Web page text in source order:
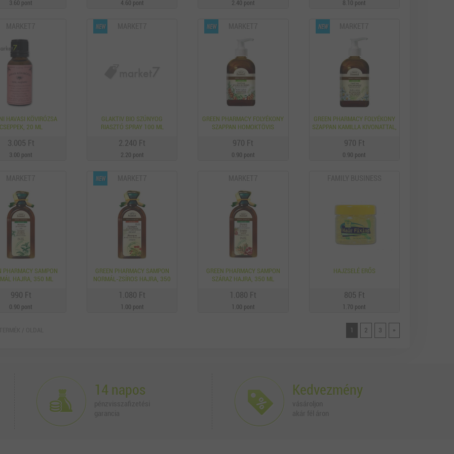
3.60 pont 4.60 pont 2.40 pont 8.10 pont
HAVASI KÖVIRÓZSA
20 ML
3.005 Ft
3.00 pont
GLAKTIV BIO SZÚNYOG
RIASZTÓ SPRAY 100 ML
2.240 Ft
2.20 pont
GREEN PHARMACY FOLYÉKONY
SZAPPAN HOMOKTÖVIS
970 Ft
0.90 pont
GREEN PHARMACY FOLYÉKONY
SZAPPAN KAMILLA KIVONATTAL,
970 Ft
0.90 pont
PHARMACY SAMPON
HAJRA, 350 ML
990 Ft
0.90 pont
GREEN PHARMACY SAMPON
NORMÁL-ZSÍROS HAJRA, 350
1.080 Ft
1.00 pont
GREEN PHARMACY SAMPON
SZÁRAZ HAJRA, 350 ML
1.080 Ft
1.00 pont
HAJZSELÉ ERŐS
805 Ft
1.70 pont
1 2 3 »
14 napos Kedvezmény